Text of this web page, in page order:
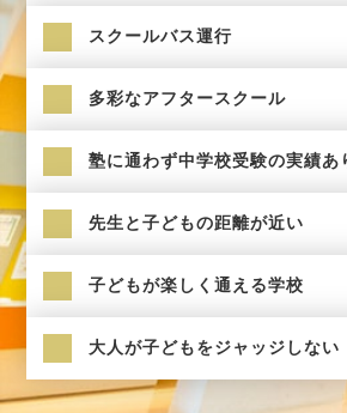
スクールバス運行
多彩なアフタースクール
塾に通わず中学校受験の実績あ
先生と子どもの距離が近い
子どもが楽しく通える学校
大人が子どもをジャッジしない